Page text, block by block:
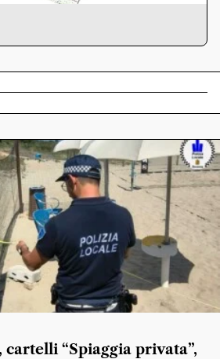
“Spiaggia privata”,